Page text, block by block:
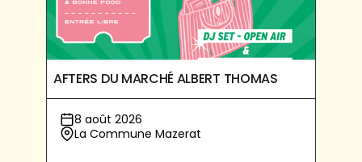
AFTERS DU MARCHÉ ALBERT THOMAS
8 août 2026
La Commune Mazerat